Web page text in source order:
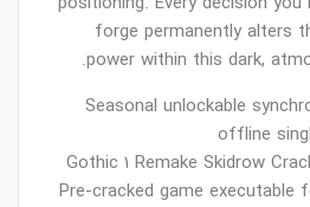
forge permanently alters
power within this dark,
Seasonal unlockable
offline
Gothic 1 Remake Skidrow
Pre-cracked game executable